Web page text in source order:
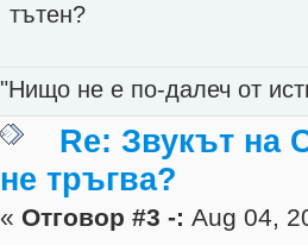
тътен?
"Нищо не е по-далеч от
Re: Звукът на
не тръгва?
« Отговор #3 -: Aug 04,